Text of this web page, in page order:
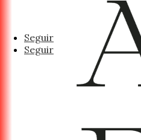
Seguir
Seguir